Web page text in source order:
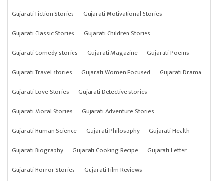
Gujarati Fiction Stories
Gujarati Motivational Stories
Gujarati Classic Stories
Gujarati Children Stories
Gujarati Comedy stories
Gujarati Magazine
Gujarati Poems
Gujarati Travel stories
Gujarati Women Focused
Gujarati Drama
Gujarati Love Stories
Gujarati Detective stories
Gujarati Moral Stories
Gujarati Adventure Stories
Gujarati Human Science
Gujarati Philosophy
Gujarati Health
Gujarati Biography
Gujarati Cooking Recipe
Gujarati Letter
Gujarati Horror Stories
Gujarati Film Reviews